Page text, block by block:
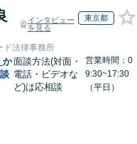
インタビュー
を見る
東京都
ド法律事務所
か面談方法(対面・
電話・ビデオな
ど)は応相談
営業時間：0
9:30~17:30
（平日）